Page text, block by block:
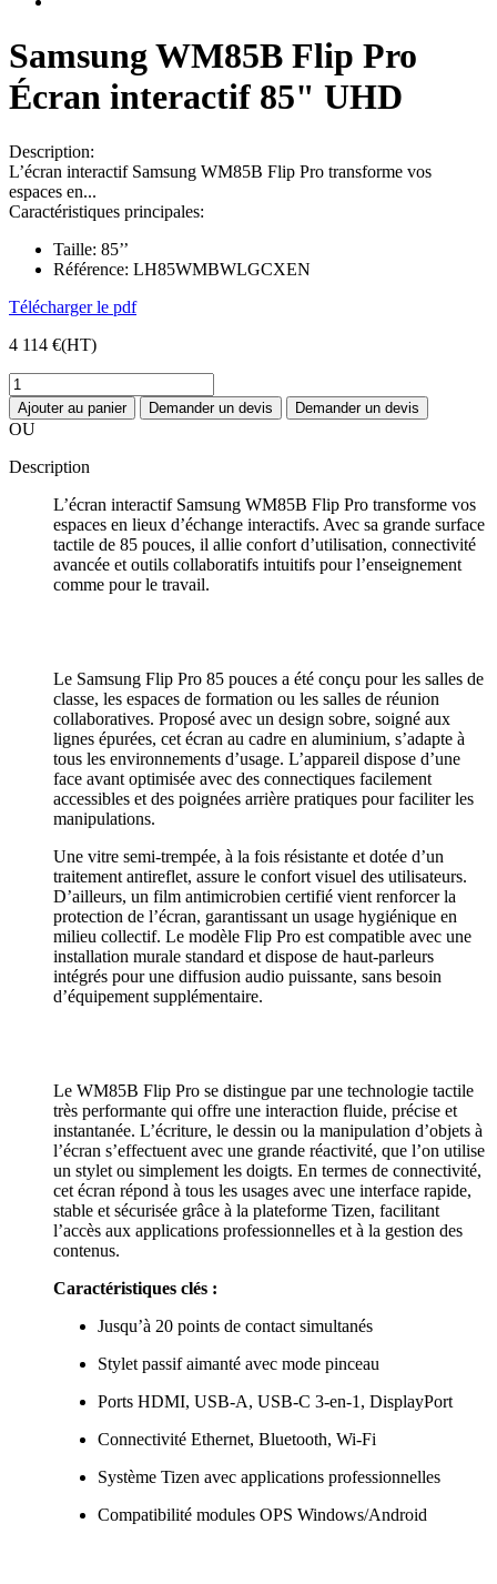
Samsung WM85B Flip Pro
Écran interactif 85" UHD
Description:
L’écran interactif Samsung WM85B Flip Pro transforme vos
espaces en...
Caractéristiques principales:
Taille: 85’’
Référence: LH85WMBWLGCXEN
Télécharger le pdf
4 114 €(HT)
Ajouter au panier Demander un devis Demander un devis
OU
Description
L’écran interactif Samsung WM85B Flip Pro transforme vos
espaces en lieux d’échange interactifs. Avec sa grande surface
tactile de 85 pouces, il allie confort d’utilisation, connectivité
avancée et outils collaboratifs intuitifs pour l’enseignement
comme pour le travail.
Le Samsung Flip Pro 85 pouces a été conçu pour les salles de
classe, les espaces de formation ou les salles de réunion
collaboratives. Proposé avec un design sobre, soigné aux
lignes épurées, cet écran au cadre en aluminium, s’adapte à
tous les environnements d’usage. L’appareil dispose d’une
face avant optimisée avec des connectiques facilement
accessibles et des poignées arrière pratiques pour faciliter les
manipulations.
Une vitre semi-trempée, à la fois résistante et dotée d’un
traitement antireflet, assure le confort visuel des utilisateurs.
D’ailleurs, un film antimicrobien certifié vient renforcer la
protection de l’écran, garantissant un usage hygiénique en
milieu collectif. Le modèle Flip Pro est compatible avec une
installation murale standard et dispose de haut-parleurs
intégrés pour une diffusion audio puissante, sans besoin
d’équipement supplémentaire.
Le WM85B Flip Pro se distingue par une technologie tactile
très performante qui offre une interaction fluide, précise et
instantanée. L’écriture, le dessin ou la manipulation d’objets à
l’écran s’effectuent avec une grande réactivité, que l’on utilise
un stylet ou simplement les doigts. En termes de connectivité,
cet écran répond à tous les usages avec une interface rapide,
stable et sécurisée grâce à la plateforme Tizen, facilitant
l’accès aux applications professionnelles et à la gestion des
contenus.
Caractéristiques clés :
Jusqu’à 20 points de contact simultanés
Stylet passif aimanté avec mode pinceau
Ports HDMI, USB-A, USB-C 3-en-1, DisplayPort
Connectivité Ethernet, Bluetooth, Wi-Fi
Système Tizen avec applications professionnelles
Compatibilité modules OPS Windows/Android